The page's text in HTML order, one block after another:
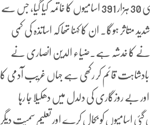
تشویشناک اقدام ہے۔امیرجماعت اسلامی لاہورنے کہا کہ صرف محکمہ تعلیم میں ہی 30 ہزار 391 اسامیوں کا خاتمہ کیا گیا، جس سے
ہوگا۔ ان کا کہنا تھا کہ اساتذہ کی کمی
گرنے کا خدشہ ہے۔ضیاء الدین انصاری نے
بادشاہت قائم کر رکھی ہے جہاں غریب آدمی کا
بے روزگاری کی دلدل میں دھکیلا جا رہا
اسامیوں کو بحال کرے اور تعلیم سمیت دیگر